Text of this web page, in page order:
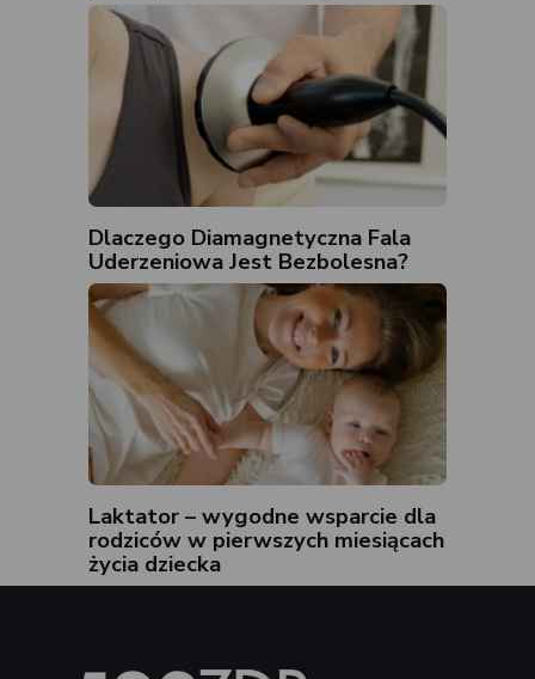
Dlaczego Diamagnetyczna Fala
Uderzeniowa Jest Bezbolesna?
Laktator – wygodne wsparcie dla
rodziców w pierwszych miesiącach
życia dziecka